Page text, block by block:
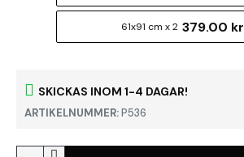
SKICKAS INOM 1-4 DAGAR!
ARTIKELNUMMER:P536
61x91 cm x 2 379.00 kr